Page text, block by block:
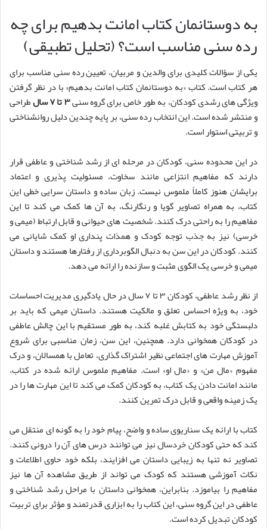
به دوستانمان کتاب امانت بدهیم برای چه
رده سنی مناسب است؟ (تحلیل تطبیقی)
یکی از سؤالات کلیدی برای والدین و مربیان، تعیین رده سنی مناسب برای
هر کتاب است. کتاب «به دوستانمان کتاب امانت بدهیم» با در نظر گرفتن
ویژگی های رشدی کودکان، به طور خاص برای گروه سنی۳ تا ۷ سال
طراحی
و منتشر شده است. این انتخاب رده سنی، بر پایه چندین دلیل روانشناختی
و تربیتی استوار است.
در این محدوده سنی، کودکان در مرحله ای از رشد شناختی و عاطفی قرار
دارند که مفاهیم انتزاعی مانند سخاوت، مسئولیت پذیری و اعتماد
برایشان هنوز کاملاً ملموس نیست. زبان ساده و داستان سرایی خطی این
کتاب، به همراه تصاویر گویا و رنگارنگ، به آن ها کمک می کند تا این
مفاهیم را به راحتی درک کنند. شخصیت های حیوانی و قابل ارتباط (میمی و
خرسی) نیز به جذب توجه کودک و همذات پنداری او کمک شایانی می
کنند. کودکان در این سن به دنبال الگوبرداری از رفتارها هستند و داستان
میمی و خرسی یک الگوی مثبت و سازنده را ارائه می دهد.
از نظر رشد عاطفی، کودکان ۳ تا ۷ سال در حال یادگیری مدیریت احساسات
خود، به ویژه احساس تعلق و مالکیت هستند. داستان میمی که باید بر
دلبستگی خود به کتابش غلبه کند، به طور مستقیم با این چالش عاطفی
در کودکان همخوانی دارد. همچنین، این سن، زمان مناسبی برای شروع
آموزش مهارت های اجتماعی نظیر اشتراک گذاری، تعامل با همسالان، و درک
مفهوم «مال من» و «مال او» است. مفاهیم ملموس ارائه شده در کتاب،
مانند امانت دادن یک کتاب، به کودکان کمک می کند تا این مهارت ها را در
یک زمینه واقعی و قابل درک تمرین کنند.
کتاب با ارائه یک سناریوی ساده و واضح، پیام خود را به گونه ای منتقل می
کند که حتی کودکان خردسال نیز می توانند درس های آن را درونی کنند.
تصاویر نه تنها به زیبایی داستان می افزایند، بلکه خود حاوی اطلاعات و
نکات آموزشی هستند که کودک می تواند از طریق مشاهده آن ها نیز
مفاهیم را بیاموزد. بنابراین، همخوانی داستان با مراحل رشد شناختی و
عاطفی در این گروه سنی، این کتاب را به ابزاری قدرتمند و مؤثر برای تربیت
کودکان تبدیل کرده است.